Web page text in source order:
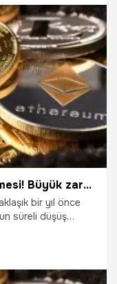
dile getirdi.
bin dolar dip
söyledi.
Kripto parada son dakika gelişmesi! Büyük zarar ettirdi
bir yıl önce
süreli düşüş